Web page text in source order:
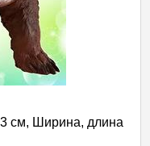
см, Ширина, длина